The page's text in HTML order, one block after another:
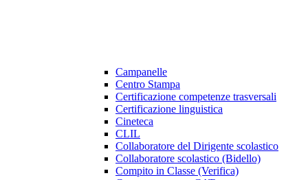
Campanelle
Centro Stampa
Certificazione competenze trasversali
Certificazione linguistica
Cineteca
CLIL
Collaboratore del Dirigente scolastico
Collaboratore scolastico (Bidello)
Compito in Classe (Verifica)